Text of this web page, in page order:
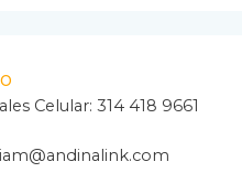
Celular: 314 418 9661